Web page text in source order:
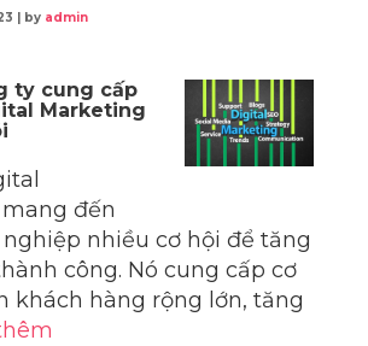
by admin
ty cung cấp
Marketing
đến
nhiều cơ hội để tăng
công. Nó cung cấp cơ
khách hàng rộng lớn, tăng